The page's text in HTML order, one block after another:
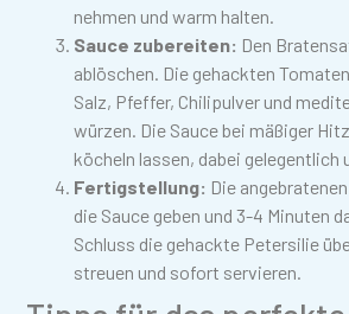
nehmen und warm halten.
Sauce zubereiten: Den
ablöschen. Die gehackten
Salz, Pfeffer, Chilipulver und
würzen. Die Sauce bei mäßiger
köcheln lassen, dabei gelegentlich
Fertigstellung: Die
die Sauce geben und 3-4 Minuten
Schluss die gehackte Petersilie
streuen und sofort servieren.